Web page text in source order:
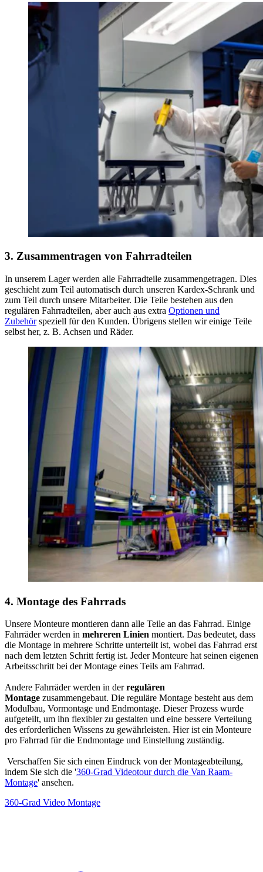
3. Zusammentragen von Fahrradteilen
In unserem Lager werden alle Fahrradteile zusammengetragen. Dies
geschieht zum Teil automatisch durch unseren Kardex-Schrank und
zum Teil durch unsere Mitarbeiter. Die Teile bestehen aus den
regulären Fahrradteilen, aber auch aus extra Optionen und
Zubehörspeziell für den Kunden. Übrigens stellen wir einige Teile
selbst her, z. B. Achsen und Räder.
4. Montage des Fahrrads
Unsere Monteure montieren dann alle Teile an das Fahrrad. Einige
Fahrräder werden in mehreren Linien montiert. Das bedeutet, dass
die Montage in mehrere Schritte unterteilt ist, wobei das Fahrrad erst
nach dem letzten Schritt fertig ist. Jeder Monteure hat seinen eigenen
Arbeitsschritt bei der Montage eines Teils am Fahrrad.
Andere Fahrräder werden in derregulären
Montage zusammengebaut. Die reguläre Montage besteht aus dem
Modulbau, Vormontage und Endmontage. Dieser Prozess wurde
aufgeteilt, um ihn flexibler zu gestalten und eine bessere Verteilung
des erforderlichen Wissens zu gewährleisten. Hier ist ein Monteure
pro Fahrrad für die Endmontage und Einstellung zuständig.
Verschaffen Sie sich einen Eindruck von der Montageabteilung,
indem Sie sich die '360-Grad Videotour durch die Van Raam-
Montage' ansehen.
360-Grad Video Montage